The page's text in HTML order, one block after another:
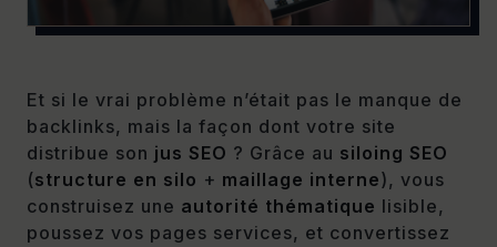
Et si le vrai problème n’était pas le manque de
backlinks, mais la façon dont votre site
distribue son jus SEO ? Grâce au siloing SEO
(structure en silo + maillage interne), vous
construisez une autorité thématique lisible,
poussez vos pages services, et convertissez